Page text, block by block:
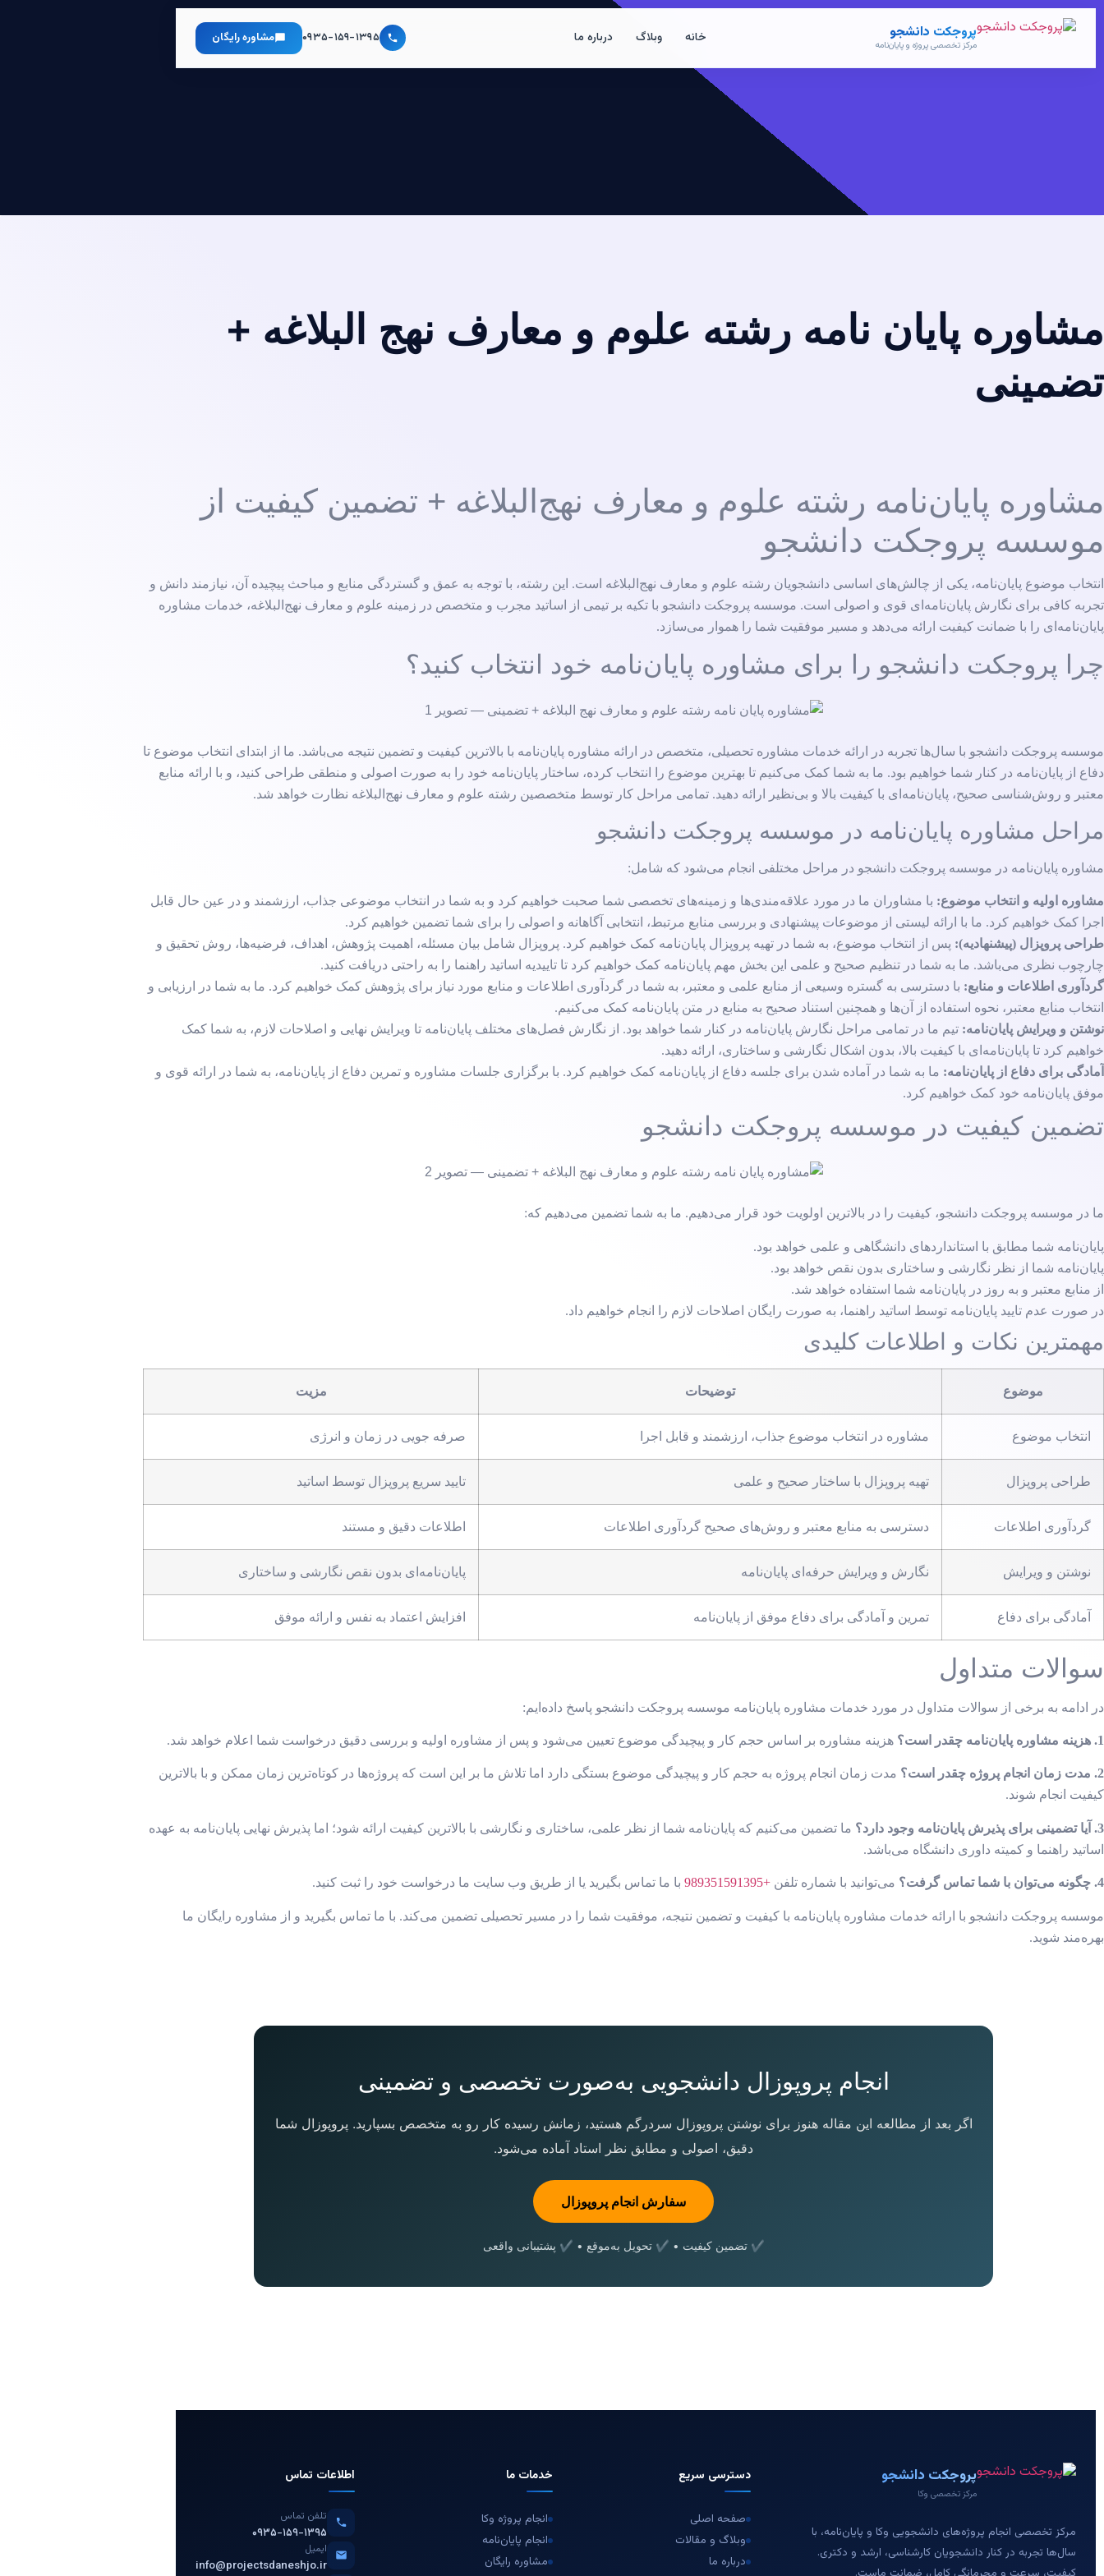
پروجکت دانشجو
مرکز تخصصی پروژه و پایان‌نامه خانه وبلاگ درباره ما ۰۹۳۵-۱۵۹-۱۳۹۵ مشاوره رایگان
مشاوره پایان نامه رشته علوم و معارف نهج البلاغه +
تضمینی
مشاوره پایان‌نامه رشته علوم و معارف نهج‌البلاغه + تضمین کیفیت از
موسسه پروجکت دانشجو
انتخاب موضوع پایان‌نامه، یکی از چالش‌های اساسی دانشجویان رشته علوم و معارف نهج‌البلاغه است. این رشته، با توجه به عمق و گستردگی منابع و مباحث پیچیده آن، نیازمند دانش و
تجربه کافی برای نگارش پایان‌نامه‌ای قوی و اصولی است. موسسه پروجکت دانشجو با تکیه بر تیمی از اساتید مجرب و متخصص در زمینه علوم و معارف نهج‌البلاغه، خدمات مشاوره
پایان‌نامه‌ای را با ضمانت کیفیت ارائه می‌دهد و مسیر موفقیت شما را هموار می‌سازد.
چرا پروجکت دانشجو را برای مشاوره پایان‌نامه خود انتخاب کنید؟
موسسه پروجکت دانشجو با سال‌ها تجربه در ارائه خدمات مشاوره تحصیلی، متخصص در ارائه مشاوره پایان‌نامه با بالاترین کیفیت و تضمین نتیجه می‌باشد. ما از ابتدای انتخاب موضوع تا
دفاع از پایان‌نامه در کنار شما خواهیم بود. ما به شما کمک می‌کنیم تا بهترین موضوع را انتخاب کرده، ساختار پایان‌نامه خود را به صورت اصولی و منطقی طراحی کنید، و با ارائه منابع
معتبر و روش‌شناسی صحیح، پایان‌نامه‌ای با کیفیت بالا و بی‌نظیر ارائه دهید. تمامی مراحل کار توسط متخصصین رشته علوم و معارف نهج‌البلاغه نظارت خواهد شد.
مراحل مشاوره پایان‌نامه در موسسه پروجکت دانشجو
مشاوره پایان‌نامه در موسسه پروجکت دانشجو در مراحل مختلفی انجام می‌شود که شامل:
مشاوره اولیه و انتخاب موضوع: با مشاوران ما در مورد علاقه‌مندی‌ها و زمینه‌های تخصصی شما صحبت خواهیم کرد و به شما در انتخاب موضوعی جذاب، ارزشمند و در عین حال قابل
اجرا کمک خواهیم کرد. ما با ارائه لیستی از موضوعات پیشنهادی و بررسی منابع مرتبط، انتخابی آگاهانه و اصولی را برای شما تضمین خواهیم کرد.
طراحی پروپزال (پیشنهادیه): پس از انتخاب موضوع، به شما در تهیه پروپزال پایان‌نامه کمک خواهیم کرد. پروپزال شامل بیان مسئله، اهمیت پژوهش، اهداف، فرضیه‌ها، روش تحقیق و
چارچوب نظری می‌باشد. ما به شما در تنظیم صحیح و علمی این بخش مهم پایان‌نامه کمک خواهیم کرد تا تاییدیه اساتید راهنما را به راحتی دریافت کنید.
گردآوری اطلاعات و منابع: با دسترسی به گستره وسیعی از منابع علمی و معتبر، به شما در گردآوری اطلاعات و منابع مورد نیاز برای پژوهش کمک خواهیم کرد. ما به شما در ارزیابی و
انتخاب منابع معتبر، نحوه استفاده از آن‌ها و همچنین استناد صحیح به منابع در متن پایان‌نامه کمک می‌کنیم.
نوشتن و ویرایش پایان‌نامه: تیم ما در تمامی مراحل نگارش پایان‌نامه در کنار شما خواهد بود. از نگارش فصل‌های مختلف پایان‌نامه تا ویرایش نهایی و اصلاحات لازم، به شما کمک
خواهیم کرد تا پایان‌نامه‌ای با کیفیت بالا، بدون اشکال نگارشی و ساختاری، ارائه دهید.
آمادگی برای دفاع از پایان‌نامه: ما به شما در آماده شدن برای جلسه دفاع از پایان‌نامه کمک خواهیم کرد. با برگزاری جلسات مشاوره و تمرین دفاع از پایان‌نامه، به شما در ارائه قوی و
موفق پایان‌نامه خود کمک خواهیم کرد.
تضمین کیفیت در موسسه پروجکت دانشجو
ما در موسسه پروجکت دانشجو، کیفیت را در بالاترین اولویت خود قرار می‌دهیم. ما به شما تضمین می‌دهیم که:
پایان‌نامه شما مطابق با استانداردهای دانشگاهی و علمی خواهد بود.
پایان‌نامه شما از نظر نگارشی و ساختاری بدون نقص خواهد بود.
از منابع معتبر و به روز در پایان‌نامه شما استفاده خواهد شد.
در صورت عدم تایید پایان‌نامه توسط اساتید راهنما، به صورت رایگان اصلاحات لازم را انجام خواهیم داد.
مهمترین نکات و اطلاعات کلیدی
موضوع توضیحات مزیت
انتخاب موضوع مشاوره در انتخاب موضوع جذاب، ارزشمند و قابل اجرا صرفه جویی در زمان و انرژی
طراحی پروپزال تهیه پروپزال با ساختار صحیح و علمی تایید سریع پروپزال توسط اساتید
گردآوری اطلاعات دسترسی به منابع معتبر و روش‌های صحیح گردآوری اطلاعات اطلاعات دقیق و مستند
نوشتن و ویرایش نگارش و ویرایش حرفه‌ای پایان‌نامه پایان‌نامه‌ای بدون نقص نگارشی و ساختاری
آمادگی برای دفاع تمرین و آمادگی برای دفاع موفق از پایان‌نامه افزایش اعتماد به نفس و ارائه موفق
سوالات متداول
در ادامه به برخی از سوالات متداول در مورد خدمات مشاوره پایان‌نامه موسسه پروجکت دانشجو پاسخ داده‌ایم:
1. هزینه مشاوره پایان‌نامه چقدر است؟ هزینه مشاوره بر اساس حجم کار و پیچیدگی موضوع تعیین می‌شود و پس از مشاوره اولیه و بررسی دقیق درخواست شما اعلام خواهد شد.
2. مدت زمان انجام پروژه چقدر است؟
مدت زمان انجام پروژه به حجم کار و پیچیدگی موضوع بستگی دارد اما تلاش ما بر این است که پروژه‌ها در کوتاه‌ترین زمان ممکن و با بالاترین
کیفیت انجام شوند.
3. آیا تضمینی برای پذیرش پایان‌نامه وجود دارد؟
ما تضمین می‌کنیم که پایان‌نامه شما از نظر علمی، ساختاری و نگارشی با بالاترین کیفیت ارائه شود؛ اما پذیرش نهایی پایان‌نامه به عهده
اساتید راهنما و کمیته داوری دانشگاه می‌باشد.
4. چگونه می‌توان با شما تماس گرفت؟ می‌توانید با شماره تلفن +989351591395 با ما تماس بگیرید یا از طریق وب سایت ما درخواست خود را ثبت کنید.
موسسه پروجکت دانشجو با ارائه خدمات مشاوره پایان‌نامه با کیفیت و تضمین نتیجه، موفقیت شما را در مسیر تحصیلی تضمین می‌کند. با ما تماس بگیرید و از مشاوره رایگان ما
بهره‌مند شوید.
انجام پروپوزال دانشجویی به‌صورت تخصصی و تضمینی
اگر بعد از مطالعه این مقاله هنوز برای نوشتن پروپوزال سردرگم هستید، زمانش رسیده کار رو به متخصص بسپارید. پروپوزال شما
دقیق، اصولی و مطابق نظر استاد آماده می‌شود.
سفارش انجام پروپوزال
✔ تضمین کیفیت • ✔ تحویل به‌موقع • ✔ پشتیبانی واقعی
پروجکت دانشجو
مرکز تخصصی وکا
مرکز تخصصی انجام پروژه‌های دانشجویی وکا و پایان‌نامه، با
سال‌ها تجربه در کنار دانشجویان کارشناسی، ارشد و دکتری.
دسترسی سریع
صفحه اصلی
وبلاگ و مقالات
درباره ما
خدمات ما
انجام پروژه وکا
انجام پایان‌نامه
مشاوره رایگان
اطلاعات تماس
تلفن تماس
۰۹۳۵-۱۵۹-۱۳۹۵
ایمیل
info@projectsdaneshjo.ir